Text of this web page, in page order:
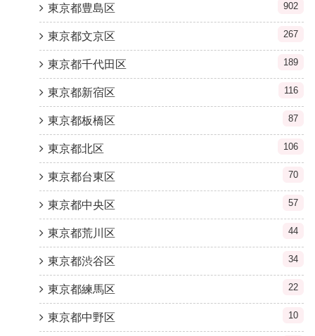
東京都豊島区 902
東京都文京区 267
東京都千代田区 189
東京都新宿区 116
東京都板橋区 87
東京都北区 106
東京都台東区 70
東京都中央区 57
東京都荒川区 44
東京都渋谷区 34
東京都練馬区 22
東京都中野区 10